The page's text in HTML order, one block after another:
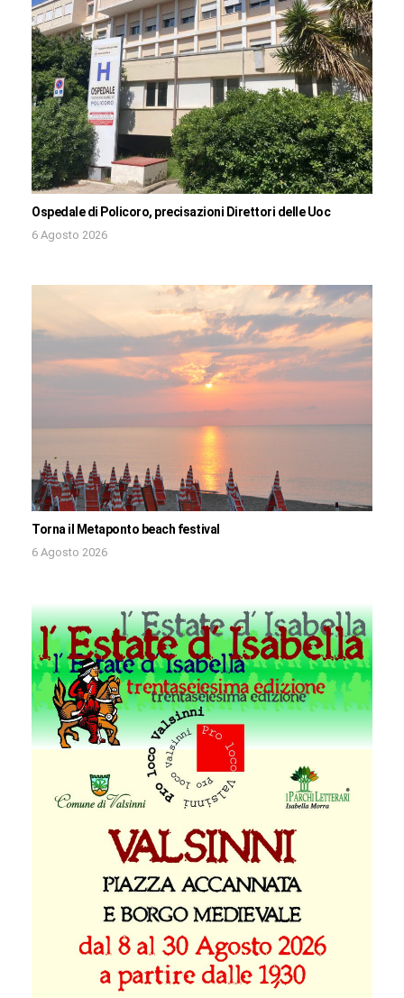
Ospedale di Policoro, precisazioni Direttori delle Uoc
6 Agosto 2026
Torna il Metaponto beach festival
6 Agosto 2026